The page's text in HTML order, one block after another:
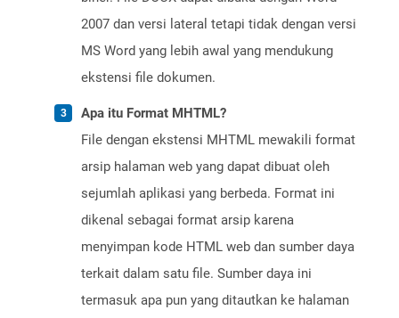
2007 dan versi lateral tetapi tidak dengan versi
MS Word yang lebih awal yang mendukung
ekstensi file dokumen.
Apa itu Format MHTML?
File dengan ekstensi MHTML mewakili format
arsip halaman web yang dapat dibuat oleh
sejumlah aplikasi yang berbeda. Format ini
dikenal sebagai format arsip karena
menyimpan kode HTML web dan sumber daya
terkait dalam satu file. Sumber daya ini
termasuk apa pun yang ditautkan ke halaman